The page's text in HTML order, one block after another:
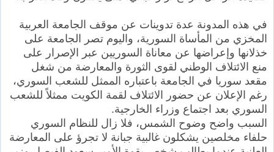
في هذه المدونة عدة تدوينات عن موقف الجامعة العربية
المخزي من المأساة السورية، واليوم تصر الجامعة على
خذلانها وإعراضها عن معاناة السوريين عبر الإصرار على
منع الائتلاف الوطني لقوى الثورة والمعارضة من شغل
مقعد سوريا في الجامعة باعتباره الممثل للشعب السوري،
رغم الإعلان عن حضور الائتلاف لقمة الكويت ممثلاً للشعب
السوري بعد اجتماع وزراء الخارجية.
السبب واضح وضوح الشمس، فلا زال للنظام السوري
حلفاء مخلصين يشكلون غالبية جبانة لا تجرؤ على المعارضة